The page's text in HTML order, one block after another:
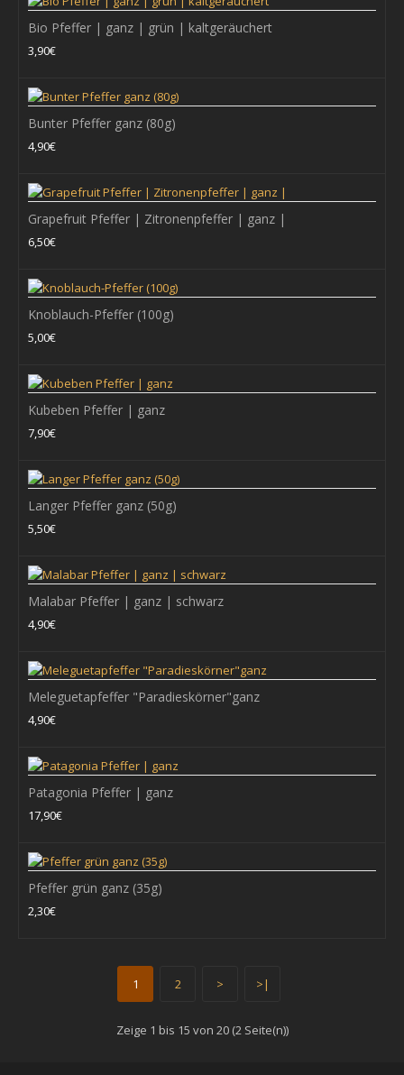
+ WARENKORB
Banasura Hochlandpfeffer ganz (50g)
Rund um den Banasura Sagar Damm, dem größten Naturdamm
Indiens gehen die Uhren langsamer. Hier im Wa..
3,50€
+ WARENKORB
Die Kampot-Pfeffer aus der gleichnamigen Region in Kambodscha
gehören zu den besten Pfeffern der Wel..
+ WARENKORB
Zur Wunschliste hinzufügen
Bringt man hocharomatische Pfeffer aus besten Anbaugebieten
zu einem erfahrenen Räuchermeister, verh..
Bio Pfeffer | ganz | grün | kaltgeräuchert
3,90€
Bunter Pfeffer ganz (80g)
4,90€
Grapefruit Pfeffer | Zitronenpfeffer | ganz |
6,50€
Knoblauch-Pfeffer (100g)
5,00€
Kubeben Pfeffer | ganz
7,90€
Langer Pfeffer ganz (50g)
5,50€
Malabar Pfeffer | ganz | schwarz
4,90€
Meleguetapfeffer "Paradieskörner"ganz
4,90€
Patagonia Pfeffer | ganz
17,90€
Pfeffer grün ganz (35g)
2,30€
1 2 > >|
Zeige 1 bis 15 von 20 (2 Seite(n))